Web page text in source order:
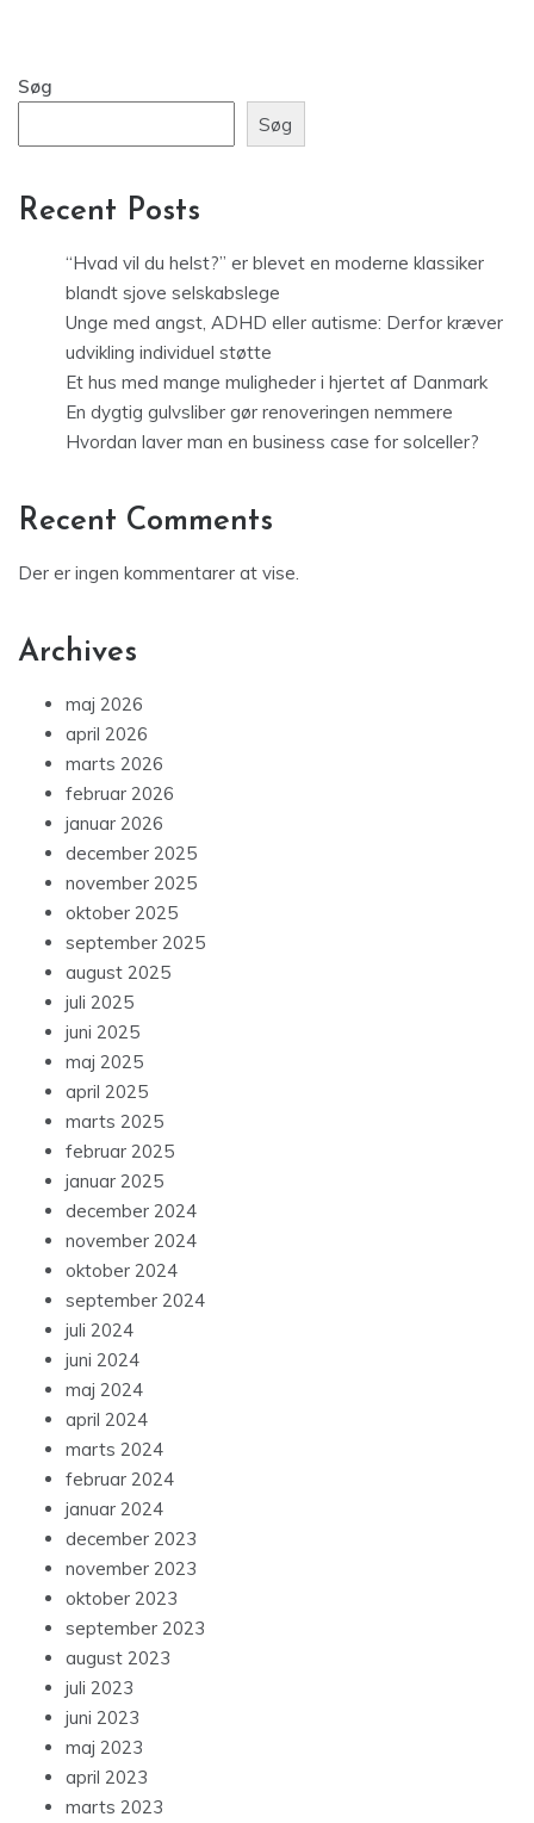
Søg
Søg
Recent Posts
“Hvad vil du helst?” er blevet en moderne klassiker
blandt sjove selskabslege
Unge med angst, ADHD eller autisme: Derfor kræver
udvikling individuel støtte
Et hus med mange muligheder i hjertet af Danmark
En dygtig gulvsliber gør renoveringen nemmere
Hvordan laver man en business case for solceller?
Recent Comments
Der er ingen kommentarer at vise.
Archives
maj 2026
april 2026
marts 2026
februar 2026
januar 2026
december 2025
november 2025
oktober 2025
september 2025
august 2025
juli 2025
juni 2025
maj 2025
april 2025
marts 2025
februar 2025
januar 2025
december 2024
november 2024
oktober 2024
september 2024
juli 2024
juni 2024
maj 2024
april 2024
marts 2024
februar 2024
januar 2024
december 2023
november 2023
oktober 2023
september 2023
august 2023
juli 2023
juni 2023
maj 2023
april 2023
marts 2023